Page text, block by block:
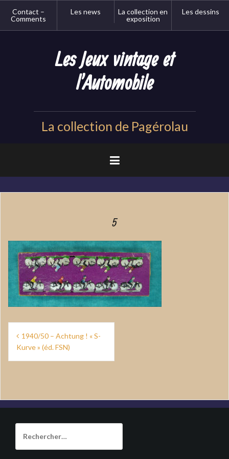
Contact –
Comments
Les news
La collection en
exposition
Les dessins
Les Jeux vintage et
l'Automobile
La collection de Pagérolau
5
Navigation
de
l’article
1940/50 – Achtung ! « S-
Kurve » (éd. FSN)